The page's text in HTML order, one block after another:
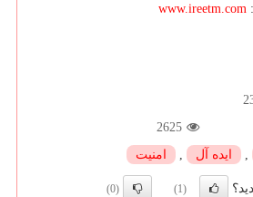
www.ireetm.com
2625
, ایده آل , امنیت
(1)
(0)